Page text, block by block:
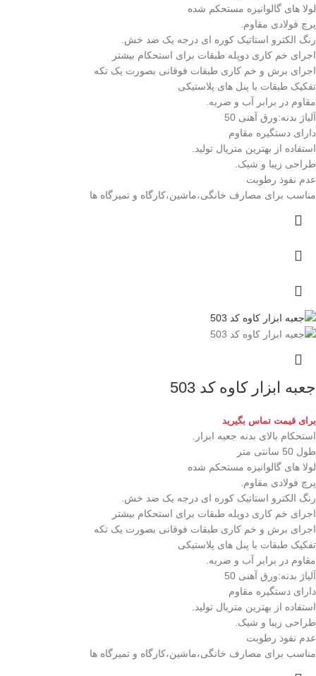
لولا های گالوانیزه مستحکم شده
پرچ فولادی مقاوم.
رنگ الکترو استاتیک کوره ای درجه یک ضد خش.
اجرای خم کاری دوپله طبقات برای استحکام بیشتر
اجرای برش و خم کاری طبقات فوقانی بصورت یک تکه
تفکیک طبقات با پنل های پلاستیکی
مقاوم در برابر آب و ضربه.
آلیاژ بدنه:ورق آهنی 50
دارای دستگیره مقاوم
استفاده از بهترین متریال تولید.
طراحی زیبا و شیک.
عدم نفوذ رطوبت
مناسب برای مصارف خانگی،ماشین،کارگاه و تمیرگاه ها
جعبه ابزار کاوه کد 503
برای قیمت تماس بگیرید
استحکام بالای بدنه جعبه ابزار.
طول 50 سانتی متر
لولا های گالوانیزه مستحکم شده
پرچ فولادی مقاوم.
رنگ الکترو استاتیک کوره ای درجه یک ضد خش.
اجرای خم کاری دوپله طبقات برای استحکام بیشتر
اجرای برش و خم کاری طبقات فوقانی بصورت یک تکه
تفکیک طبقات با پنل های پلاستیکی
مقاوم در برابر آب و ضربه.
آلیاژ بدنه:ورق آهنی 50
دارای دستگیره مقاوم
استفاده از بهترین متریال تولید.
طراحی زیبا و شیک.
عدم نفوذ رطوبت
مناسب برای مصارف خانگی،ماشین،کارگاه و تمیرگاه ها